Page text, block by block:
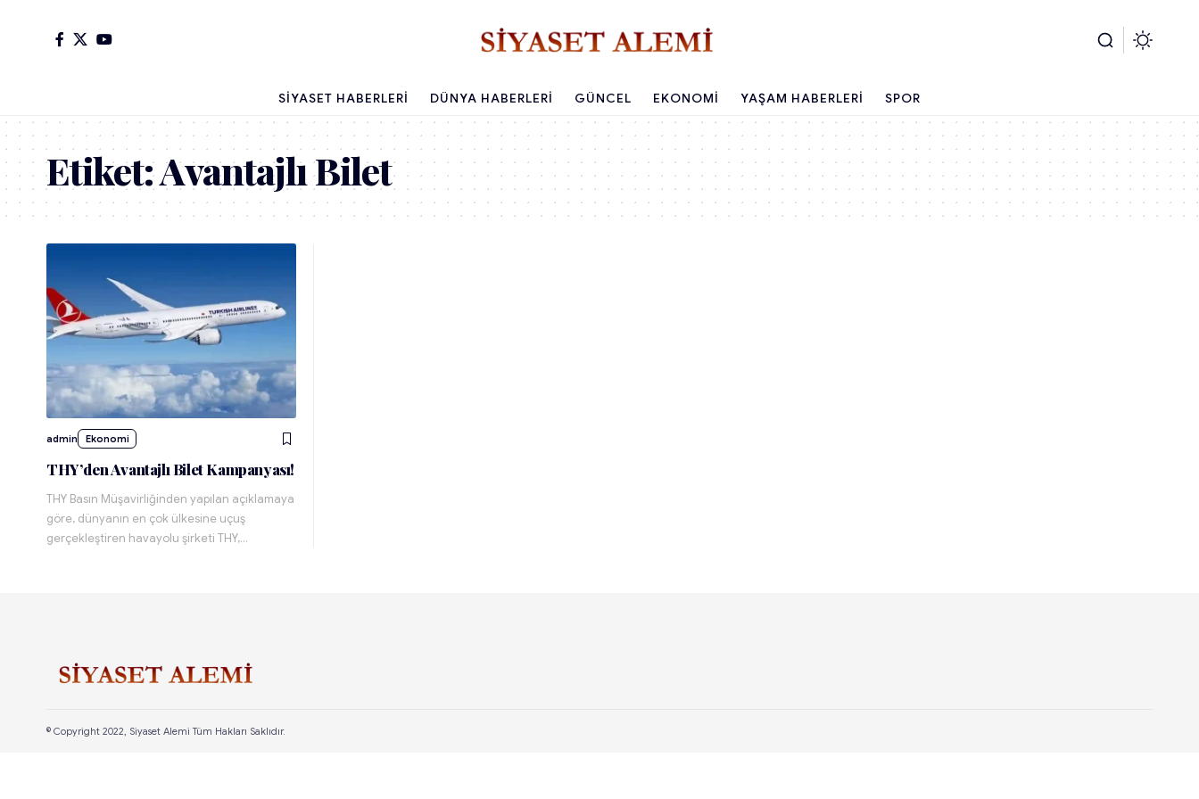
SIYASET HABERLERI DÜNYA HABERLERI GÜNCEL EKONOMI YAŞAM HABERLERI SPOR
Etiket:Avantajlı Bilet
admin Ekonomi
THY’den Avantajlı Bilet Kampanyası!
THY Basın Müşavirliğinden yapılan açıklamaya
göre, dünyanın en çok ülkesine uçuş
gerçekleştiren havayolu şirketi THY,…
© Copyright 2022, Siyaset Alemi Tüm Hakları Saklıdır.